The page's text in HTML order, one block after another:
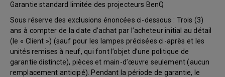
Garantie standard limitée des projecteurs BenQ
Sous réserve des exclusions énoncées ci-dessous : Trois (3)
ans à compter de la date d’achat par l’acheteur initial au détail
(le « Client ») (sauf pour les lampes précisées ci-après et les
unités remises à neuf, qui font l’objet d’une politique de
garantie distincte), pièces et main-d’œuvre seulement (aucun
remplacement anticipé). Pendant la période de garantie, le